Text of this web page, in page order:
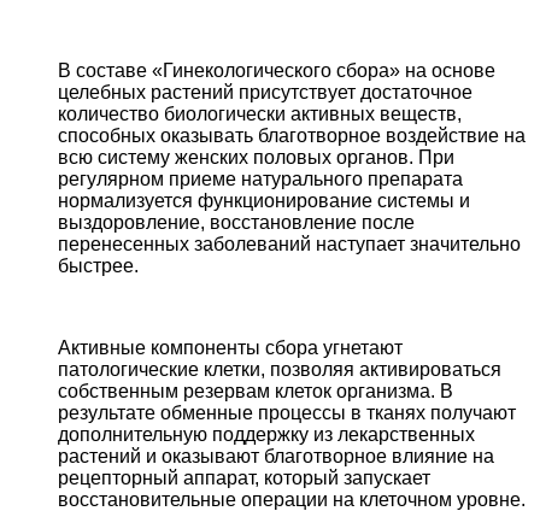
В составе «Гинекологического сбора» на основе
целебных растений присутствует достаточное
количество биологически активных веществ,
способных оказывать благотворное воздействие на
всю систему женских половых органов. При
регулярном приеме натурального препарата
нормализуется функционирование системы и
выздоровление, восстановление после
перенесенных заболеваний наступает значительно
быстрее.
Активные компоненты сбора угнетают
патологические клетки, позволяя активироваться
собственным резервам клеток организма. В
результате обменные процессы в тканях получают
дополнительную поддержку из лекарственных
растений и оказывают благотворное влияние на
рецепторный аппарат, который запускает
восстановительные операции на клеточном уровне.